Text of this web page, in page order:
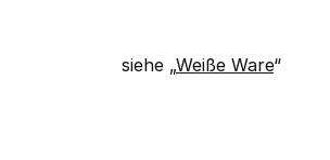
siehe „Weiße Ware“